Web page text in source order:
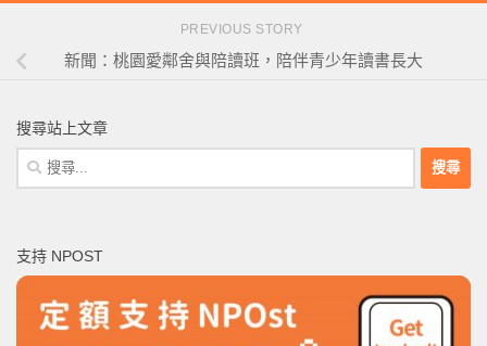
PREVIOUS STORY
新聞：桃園愛鄰舍與陪讀班，陪伴青少年讀書長大
搜尋站上文章
搜
尋
字:
支持 NPOST